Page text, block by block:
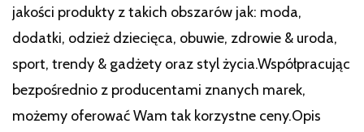
jakości produkty z takich obszarów jak: moda,
dodatki, odzież dziecięca, obuwie, zdrowie & uroda,
sport, trendy & gadżety oraz styl życia.Współpracując
bezpośrednio z producentami znanych marek,
możemy oferować Wam tak korzystne ceny.Opis